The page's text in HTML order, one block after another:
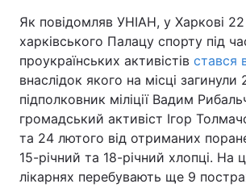
Як повідомляв УНІАН, у Харкові 22
харківського Палацу спорту під
проукраїнських активістів стався
внаслідок якого на місці
підполковник міліції Вадим
громадський активіст Ігор
та 24 лютого від отриманих
15-річний та 18-річний хлопці. На
лікарнях перебувають ще 9